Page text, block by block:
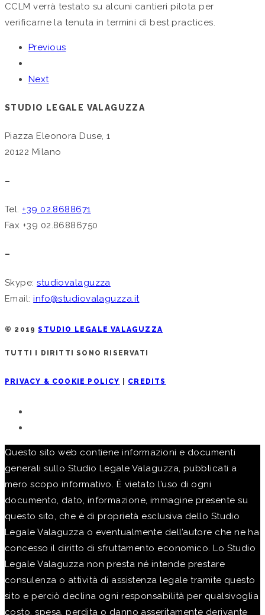
CCLM verrà testato su alcuni cantieri pilota per
verificarne la tenuta in termini di best practices.
Previous
Next
STUDIO LEGALE VALAGUZZA
Piazza Eleonora Duse, 1
20122 Milano
–
Tel. +39 02.8688671
Fax +39 02.86886750
–
Skype:studiovalaguzza
Email:info@studiovalaguzza.it
© 2019STUDIO LEGALE VALAGUZZA
TUTTI I DIRITTI SONO RISERVATI
PRIVACY & COOKIE POLICY CREDITS
Questo sito web contiene informazioni e documenti
generali sullo Studio Legale Valaguzza, pubblicati a
mero scopo informativo. È vietato l’uso di ogni
documento, dato, informazione, immagine presente su
questo sito, che è di proprietà esclusiva dello Studio
Legale Valaguzza o eventualmente dell’autore che ne ha
concesso il diritto di sfruttamento economico. Lo Studio
Legale Valaguzza non presta né intende prestare
consulenza o attività di assistenza legale tramite questo
sito e perciò declina ogni responsabilità per qualsivoglia
costo, spesa, perdita o danno asseritamente derivante